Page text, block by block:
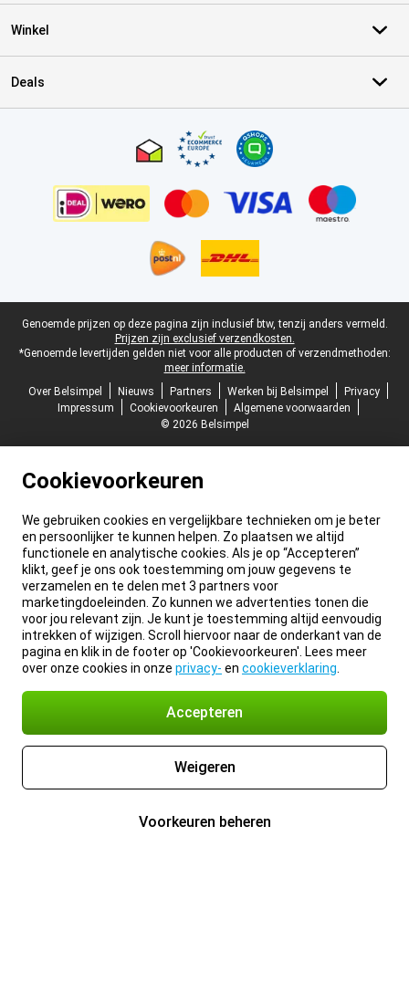
Winkel
Deals
Juridische voettekst
Genoemde prijzen op deze pagina zijn inclusief btw, tenzij anders vermeld.
Prijzen zijn exclusief verzendkosten.
*Genoemde levertijden gelden niet voor alle producten of verzendmethoden:
meer informatie.
Over Belsimpel
Nieuws Partners Werken bij Belsimpel
Privacy
Impressum
Cookievoorkeuren
Algemene voorwaarden
© 2026 Belsimpel
Cookievoorkeuren
We gebruiken cookies en vergelijkbare technieken om je beter
en persoonlijker te kunnen helpen. Zo plaatsen we altijd
functionele en analytische cookies. Als je op “Accepteren”
klikt, geef je ons ook toestemming om jouw gegevens te
verzamelen en te delen met 3 partners voor
marketingdoeleinden. Zo kunnen we advertenties tonen die
voor jou relevant zijn. Je kunt je toestemming altijd eenvoudig
intrekken of wijzigen. Scroll hiervoor naar de onderkant van de
pagina en klik in de footer op 'Cookievoorkeuren'. Lees meer
over onze cookies in onze privacy- en cookieverklaring
Accepteren
Weigeren
Voorkeuren beheren